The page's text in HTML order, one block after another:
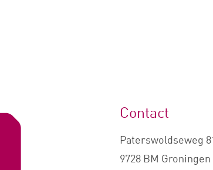
Contact
Paterswoldseweg
9728 BM Groningen